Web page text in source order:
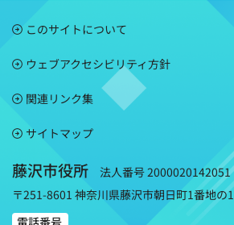
このサイトについて
ウェブアクセシビリティ方針
関連リンク集
サイトマップ
藤沢市役所
法人番号 2000020142051
〒251-8601 神奈川県藤沢市朝日町1番地の1